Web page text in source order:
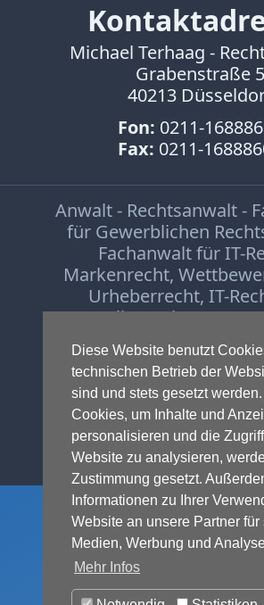
Diese Website benutzt
technischen Betrieb der
sind und stets gesetzt
Cookies, um Inhalte und
personalisieren und die
Website zu analysieren,
Zustimmung gesetzt.
Informationen zu Ihrer
Website an unsere Partner für
Medien, Werbung und
Mehr Infos
Michael Terhaag -
Grabenstraße 5
40213
Fon: 0211-
Fax: 0211-
Anwalt - Rechtsanwalt -
für Gewerblichen
Fachanwalt für IT-
Markenrecht,
Urheberrecht, IT-
Onlinerecht,E-
Designrecht
Presserecht,
Glücksspielrecht-
Einstweilige
© 1999-2026 - RA
LL.M.